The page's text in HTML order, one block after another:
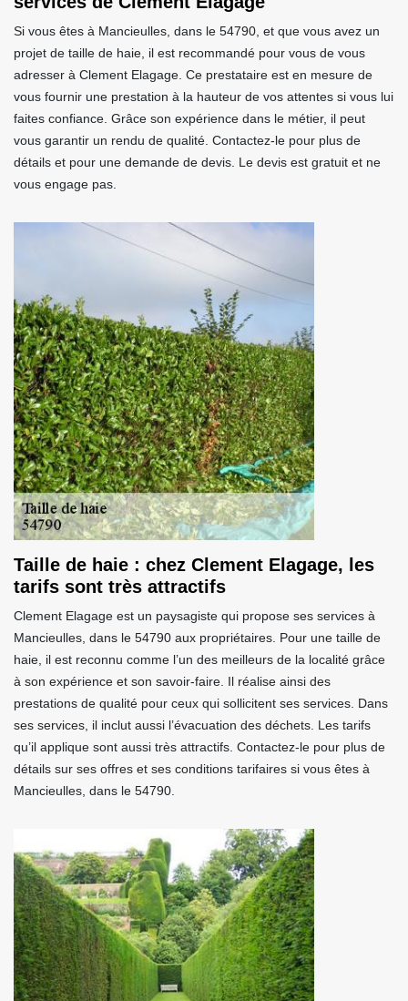
Si vous êtes à Mancieulles, dans le 54790, et que vous avez un
projet de taille de haie, il est recommandé pour vous de vous
adresser à Clement Elagage. Ce prestataire est en mesure de
vous fournir une prestation à la hauteur de vos attentes si vous lui
faites confiance. Grâce son expérience dans le métier, il peut
vous garantir un rendu de qualité. Contactez-le pour plus de
détails et pour une demande de devis. Le devis est gratuit et ne
vous engage pas.
Taille de haie : chez Clement Elagage, les
tarifs sont très attractifs
Clement Elagage est un paysagiste qui propose ses services à
Mancieulles, dans le 54790 aux propriétaires. Pour une taille de
haie, il est reconnu comme l’un des meilleurs de la localité grâce
à son expérience et son savoir-faire. Il réalise ainsi des
prestations de qualité pour ceux qui sollicitent ses services. Dans
ses services, il inclut aussi l’évacuation des déchets. Les tarifs
qu’il applique sont aussi très attractifs. Contactez-le pour plus de
détails sur ses offres et ses conditions tarifaires si vous êtes à
Mancieulles, dans le 54790.